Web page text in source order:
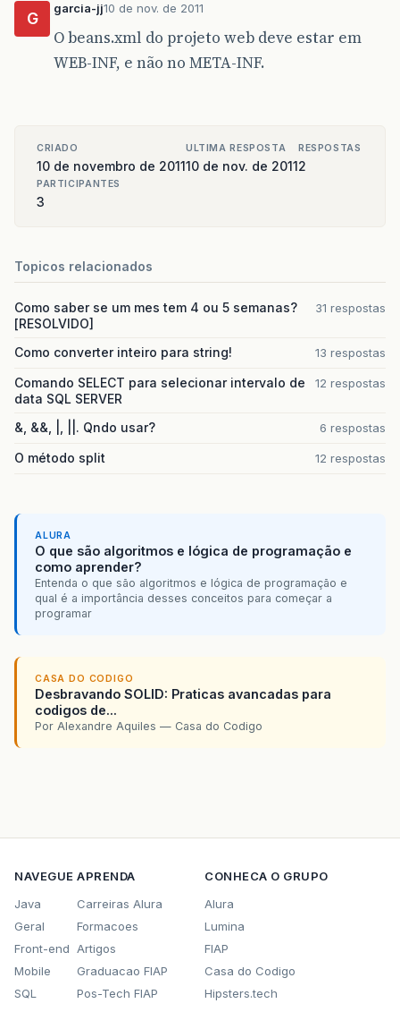
G
garcia-jj10 de nov. de 2011
O beans.xml do projeto web deve estar em
WEB-INF, e não no META-INF.
CRIADO
10 de novembro de 2011
ULTIMA RESPOSTA
10 de nov. de 2011
RESPOSTAS
2
PARTICIPANTES
3
Topicos relacionados
Como saber se um mes tem 4 ou 5 semanas?
[RESOLVIDO]
31 respostas
Como converter inteiro para string! 13 respostas
Comando SELECT para selecionar intervalo de
data SQL SERVER
12 respostas
&, &&, |, ||. Qndo usar? 6 respostas
O método split 12 respostas
ALURA
O que são algoritmos e lógica de programação e
como aprender?
Entenda o que são algoritmos e lógica de programação e
qual é a importância desses conceitos para começar a
programar
CASA DO CODIGO
Desbravando SOLID: Praticas avancadas para
codigos de...
Por Alexandre Aquiles — Casa do Codigo
NAVEGUE
Java
Geral
Front-end
Mobile
SQL
APRENDA
Carreiras Alura
Formacoes
Artigos
Graduacao FIAP
Pos-Tech FIAP
CONHECA O GRUPO
Alura
Lumina
FIAP
Casa do Codigo
Hipsters.tech